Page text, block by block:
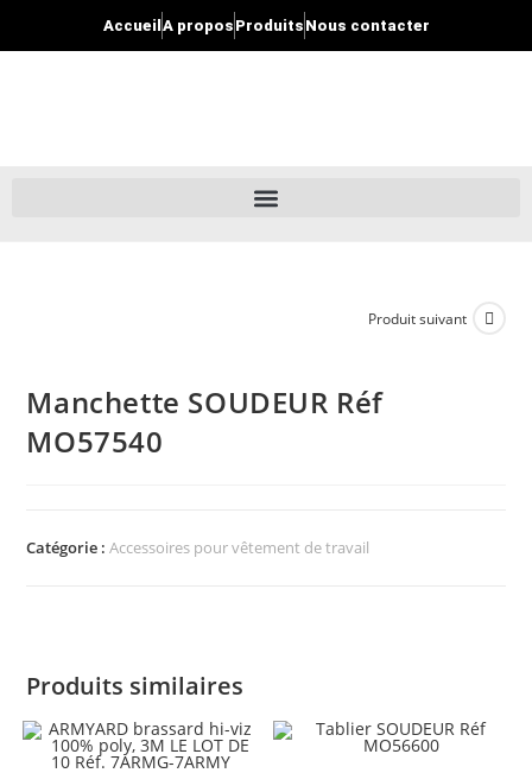
Accueil A propos Produits Nous contacter
Produit suivant
Manchette SOUDEUR Réf
MO57540
Catégorie :Accessoires pour vêtement de travail
Produits similaires